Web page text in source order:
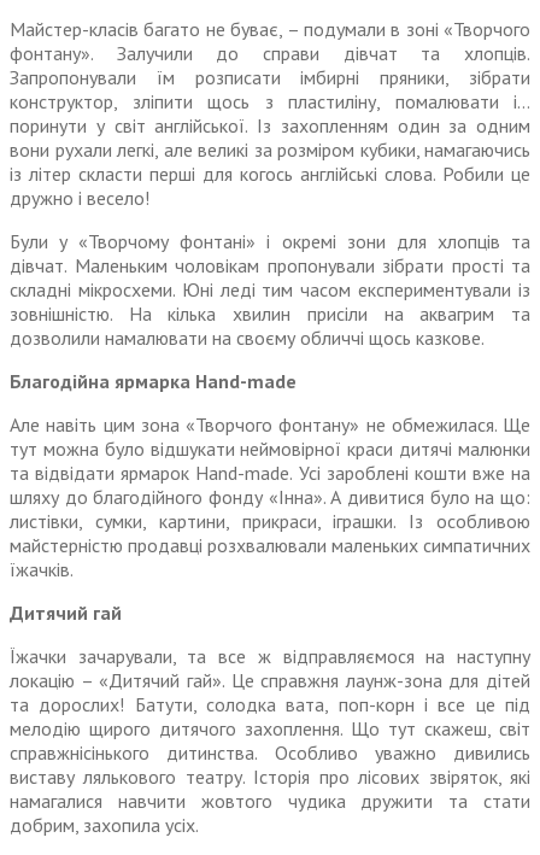
Майстер-класів багато не буває, – подумали в зоні «Творчого
фонтану». Залучили до справи дівчат та хлопців.
Запропонували їм розписати імбирні пряники, зіб­рати
конструктор, зліпити щось з пластиліну, помалювати і…
поринути у світ анг­лійської. Із захопленням один за одним
вони рухали легкі, але великі за розміром кубики, намагаючись
із літер скласти перші для когось англійські слова. Робили це
дружно і весело!
Були у «Творчому фонтані» і окремі зони для хлопців та
дівчат. Маленьким чоловікам пропонували зібрати прості та
складні мікросхеми. Юні леді тим часом експериментували із
зовнішністю. На кілька хвилин присіли на аквагрим та
дозволили намалювати на своєму обличчі щось казкове.
Благодійна ярмарка Hand-made
Але навіть цим зона «Творчого фонтану» не обмежилася. Ще
тут можна було відшукати неймовірної краси дитячі малюнки
та відвідати ярмарок Hand-made. Усі зароблені кошти вже на
шляху до благодійного фонду «Інна». А дивитися було на що:
листівки, сумки, картини, прикраси, іграшки. Із особливою
майстерністю продавці розхвалювали маленьких симпатичних
їжачків.
Дитячий гай
Їжачки зачарували, та все ж відправляємося на наступну
локацію – «Дитячий гай». Це справжня лаунж-зона для дітей
та дорослих! Батути, солодка вата, поп-корн і все це під
мелодію щирого дитячого захоплення. Що тут скажеш, світ
справж­нісінького дитинства. Особливо уважно дивились
виставу лялькового театру. Історія про лісових звіряток, які
намагалися навчити жовтого чудика дружити та стати
добрим, захопила усіх.